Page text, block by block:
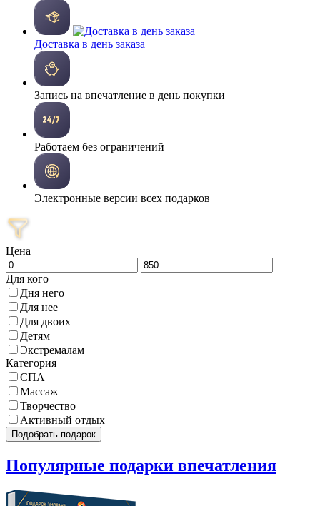
Доставка в день заказа
Запись на впечатление в день покупки
Работаем без ограничений
Электронные версии всех подарков
Цена
Для кого
Дня него
Для нее
Для двоих
Детям
Экстремалам
Категория
СПА
Массаж
Творчество
Активный отдых
Подобрать подарок
Популярные подарки впечатления